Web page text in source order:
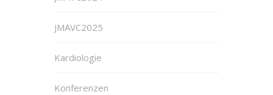
JMAVC2025
Kardiologie
Konferenzen